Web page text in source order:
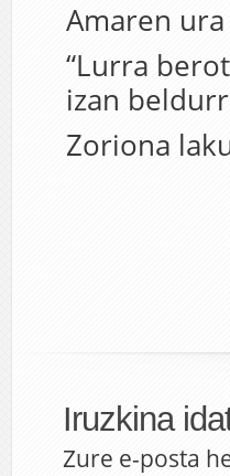
Amaren
“Lurra
izan
Zoriona
Iruzkina
Zure e-posta